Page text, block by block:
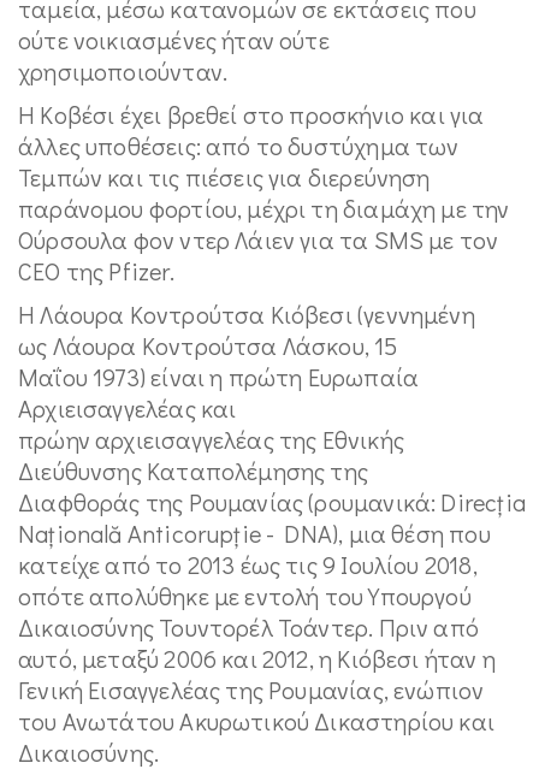
ταμεία, μέσω κατανομών σε εκτάσεις που
ούτε νοικιασμένες ήταν ούτε
χρησιμοποιούνταν.
Η Κοβέσι έχει βρεθεί στο προσκήνιο και για
άλλες υποθέσεις: από το δυστύχημα των
Τεμπών και τις πιέσεις για διερεύνηση
παράνομου φορτίου, μέχρι τη διαμάχη με την
Ούρσουλα φον ντερ Λάιεν για τα SMS με τον
CEO της Pfizer.
Η Λάουρα Κοντρούτσα Κιόβεσι (γεννημένη
ως Λάουρα Κοντρούτσα Λάσκου, 15
Μαΐου 1973) είναι η πρώτη Ευρωπαία
Αρχιεισαγγελέας και
πρώην αρχιεισαγγελέας της Εθνικής
Διεύθυνσης Καταπολέμησης της
Διαφθοράς της Ρουμανίας (ρουμανικά: Direcția
Națională Anticorupție‎‎ - DNA), μια θέση που
κατείχε από το 2013 έως τις 9 Ιουλίου 2018,
οπότε απολύθηκε με εντολή του Υπουργού
Δικαιοσύνης Τουντορέλ Τοάντερ. Πριν από
αυτό, μεταξύ 2006 και 2012, η Κιόβεσι ήταν η
Γενική Εισαγγελέας της Ρουμανίας, ενώπιον
του Ανωτάτου Ακυρωτικού Δικαστηρίου και
Δικαιοσύνης.